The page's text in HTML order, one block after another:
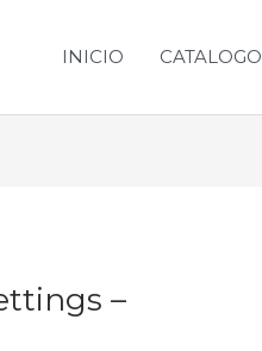
INICIO CATALOGO
–